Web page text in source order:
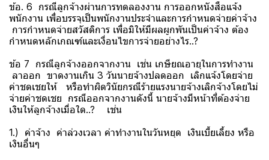
ข้อ. 6 กรณีลูกจ้างผ่านการทดลองงาน การออกหนังสือแจ้ง
พนักงาน เพื่อบรรจุเป็นพนักงานประจำและการกำหนดจ่ายค่าจ้าง
การกำหนดจ่ายสวัสดิการ เพื่อมิให้มีผลผูกพันเป็นค่าจ้าง ต้อง
กำหนดหลักเกณฑ์และเงื่อนไขการจ่ายอย่างไร..?
ข้อ 7 กรณีลูกจ้างออกจากงาน เช่น เกษียณอายุในการทำงาน
ลาออก ขาดงานเกิน 3 วันนายจ้างปลดออก เลิกแจ้งโดยจ่าย
ค่าชดเชยให้ หรือทำผิดวินัยกรณีร้ายแรงนายจ้างเลิกจ้างโดยไม่
จ่ายค่าชดเชย กรณีออกจากงานดังนี้ นายจ้างมีหน้าที่ต้องจ่าย
เงินให้ลูกจ้างเมื่อใด..? เช่น
1.) ค่าจ้าง ค่าล่วงเวลา ค่าทำงานในวันหยุด เงินเบี้ยเลี้ยง หรือ
เงินอื่นๆ